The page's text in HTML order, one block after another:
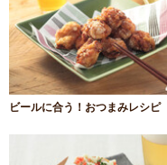
ビールに合う！おつまみレシピ